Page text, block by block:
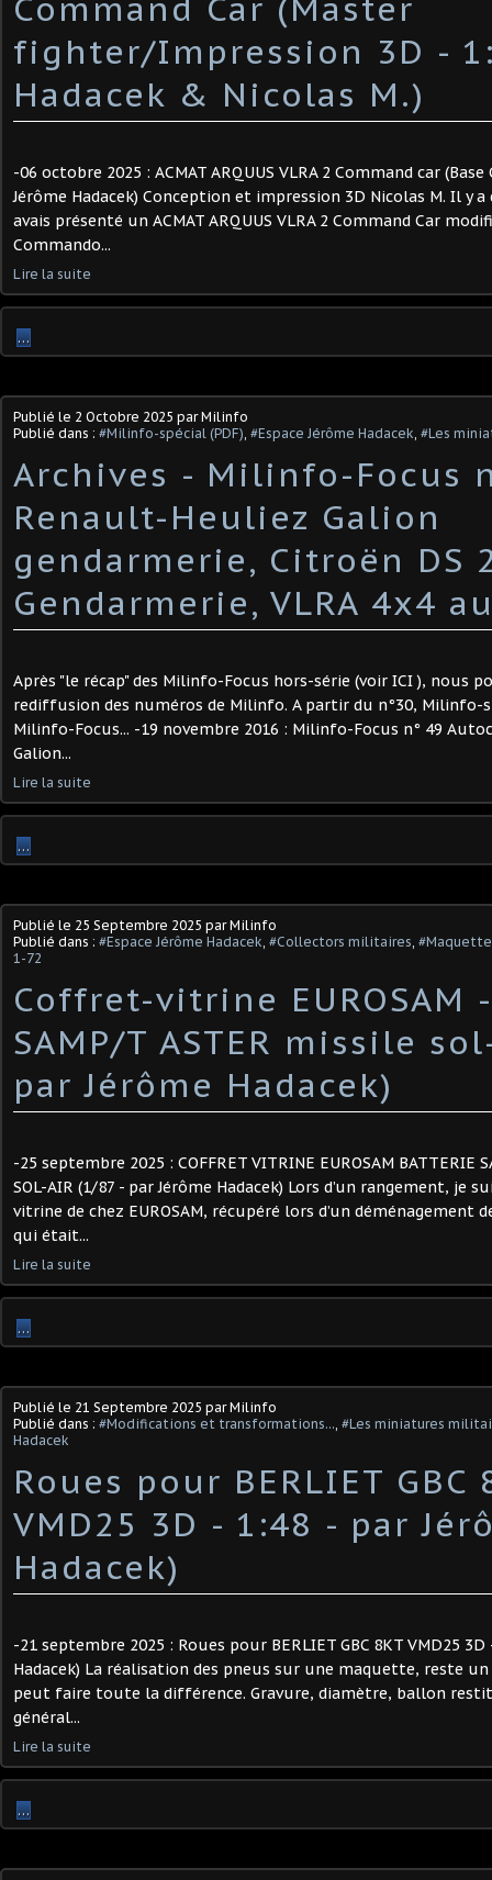
fighter/Impression 3D -
Hadacek & Nicolas M.)
-06 octobre 2025 : ACMAT ARQUUS VLRA 2 Command car
Jérôme Hadacek) Conception et impression 3D Nicolas M. Il y
avais présenté un ACMAT ARQUUS VLRA 2 Command Car
Commando...
Lire la suite
…
Publié le 2 Octobre 2025 par Milinfo
Publié dans : #Milinfo-spécial (PDF), #Espace Jérôme Hadacek, #Les
Archives - Milinfo-Focus
Renault-Heuliez Galion
gendarmerie, Citroën DS
Gendarmerie, VLRA 4x4
Après "le récap" des Milinfo-Focus hors-série (voir ICI ), nous
rediffusion des numéros de Milinfo. A partir du n°30, Milinfo-
Milinfo-Focus... -19 novembre 2016 : Milinfo-Focus n° 49
Galion...
Lire la suite
…
Publié le 25 Septembre 2025 par Milinfo
Publié dans : #Espace Jérôme Hadacek, #Collectors militaires,
1-72
Coffret-vitrine EUROSAM
SAMP/T ASTER missile
par Jérôme Hadacek)
-25 septembre 2025 : COFFRET VITRINE EUROSAM BATTERIE
SOL-AIR (1/87 - par Jérôme Hadacek) Lors d’un rangement, je
vitrine de chez EUROSAM, récupéré lors d’un déménagement
qui était...
Lire la suite
…
Publié le 21 Septembre 2025 par Milinfo
Publié dans : #Modifications et transformations..., #Les miniatures
Hadacek
Roues pour BERLIET GBC
VMD25 3D - 1:48 - par
Hadacek)
-21 septembre 2025 : Roues pour BERLIET GBC 8KT VMD25
Hadacek) La réalisation des pneus sur une maquette, reste
peut faire toute la différence. Gravure, diamètre, ballon
général...
Lire la suite
…